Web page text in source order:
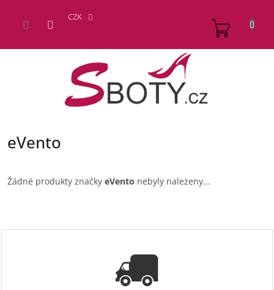
obsah
CZK
eVento
Žádné produkty značkyeVento nebyly nalezeny...